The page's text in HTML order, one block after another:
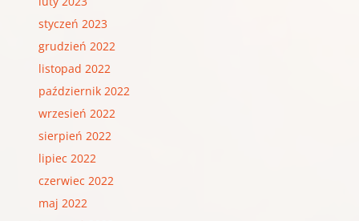
styczeń 2023
grudzień 2022
listopad 2022
październik 2022
wrzesień 2022
sierpień 2022
lipiec 2022
czerwiec 2022
maj 2022